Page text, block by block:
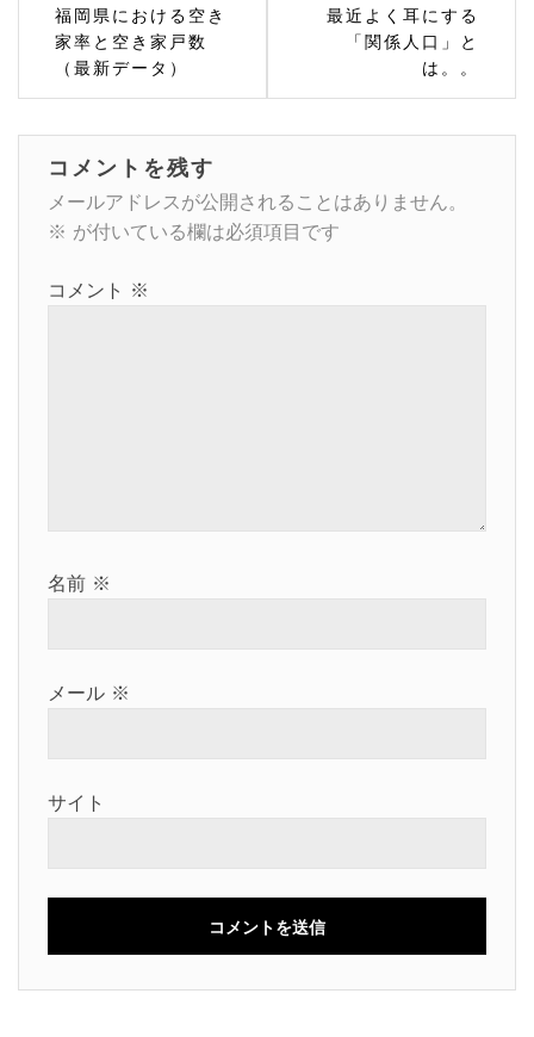
ナ
ビ
福岡県における空き
家率と空き家戸数
（最新データ）
最近よく耳にする
「関係人口」と
は。。
コメントを残す
メールアドレスが公開されることはありません。
※ が付いている欄は必須項目です
コメント ※
名前 ※
メール ※
サイト